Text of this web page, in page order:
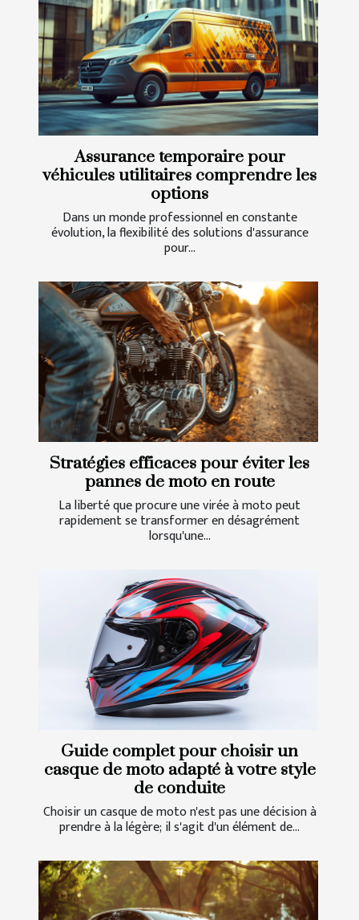
Assurance temporaire pour
véhicules utilitaires comprendre les
options
Dans un monde professionnel en constante
évolution, la flexibilité des solutions d'assurance
pour...
Stratégies efficaces pour éviter les
pannes de moto en route
La liberté que procure une virée à moto peut
rapidement se transformer en désagrément
lorsqu'une...
Guide complet pour choisir un
casque de moto adapté à votre style
de conduite
Choisir un casque de moto n'est pas une décision à
prendre à la légère; il s'agit d'un élément de...